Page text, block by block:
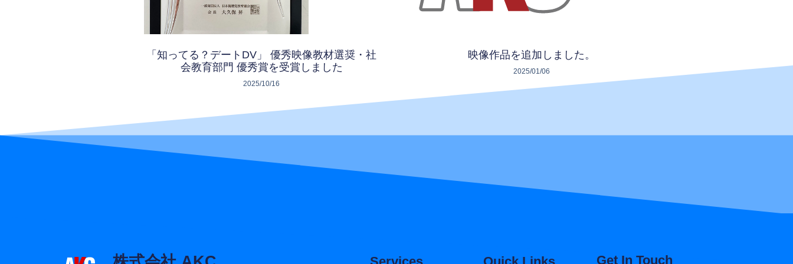
「知ってる？デートDV」 優秀映像教材選奨・社
会教育部門 優秀賞を受賞しました
2025/10/16
映像作品を追加しました。
2025/01/06
Get In Touch